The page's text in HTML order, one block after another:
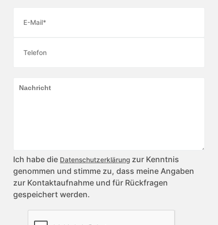
Ich habe die Datenschutzerklärung zur Kenntnis
genommen und stimme zu, dass meine Angaben
zur Kontaktaufnahme und für Rückfragen
gespeichert werden.